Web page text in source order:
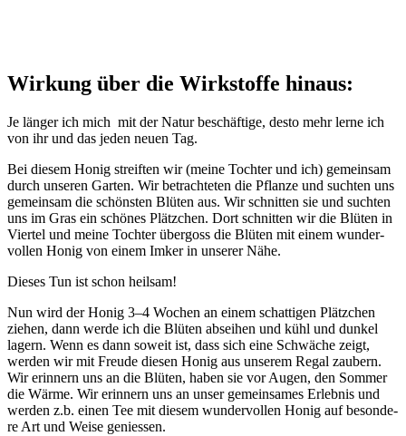
Wirkung über die Wirkstoffe hinaus:
Je län­ger ich mich mit der Natur beschäf­ti­ge, des­to mehr ler­ne ich
von ihr und das jeden neu­en Tag.
Bei die­sem Honig streif­ten wir (mei­ne Toch­ter und ich) gemein­sam
durch unse­ren Gar­ten. Wir betrach­te­ten die Pflan­ze und such­ten uns
gemein­sam die schöns­ten Blü­ten aus. Wir schnit­ten sie und such­ten
uns im Gras ein schö­nes Plätz­chen. Dort schnit­ten wir die Blü­ten in
Vier­tel und mei­ne Toch­ter über­goss die Blü­ten mit einem wun­der­
vol­len Honig von einem Imker in unse­rer Nähe.
Die­ses Tun ist schon heilsam!
Nun wird der Honig 3–4 Wochen an einem schat­ti­gen Plätz­chen
zie­hen, dann wer­de ich die Blü­ten absei­hen und kühl und dun­kel
lagern. Wenn es dann soweit ist, dass sich eine Schwä­che zeigt,
wer­den wir mit Freu­de die­sen Honig aus unse­rem Regal zau­bern.
Wir erin­nern uns an die Blü­ten, haben sie vor Augen, den Som­mer
die Wär­me. Wir erin­nern uns an unser gemein­sa­mes Erleb­nis und
wer­den z.b. einen Tee mit die­sem wun­der­vol­len Honig auf beson­de­
re Art und Wei­se geniessen.